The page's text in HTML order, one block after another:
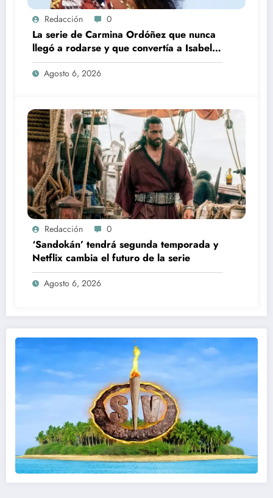
Redacción 0
La serie de Carmina Ordóñez que nunca
llegó a rodarse y que convertía a Isabel
Pantoja en la gran antagonista
Agosto 6, 2026
Redacción 0
‘Sandokán’ tendrá segunda temporada y
Netflix cambia el futuro de la serie
Agosto 6, 2026